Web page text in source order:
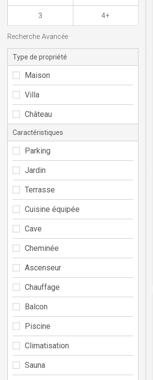
3 4+
Recherche Avancée
Type de propriété
Maison
Villa
Château
Caractéristiques
Parking
Jardin
Terrasse
Cuisine équipée
Cave
Cheminée
Ascenseur
Chauffage
Balcon
Piscine
Climatisation
Sauna